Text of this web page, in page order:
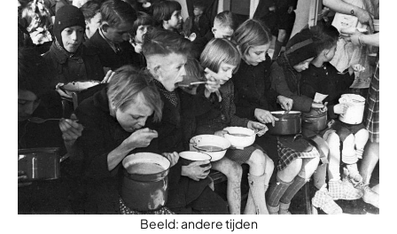
Beeld: andere tijden